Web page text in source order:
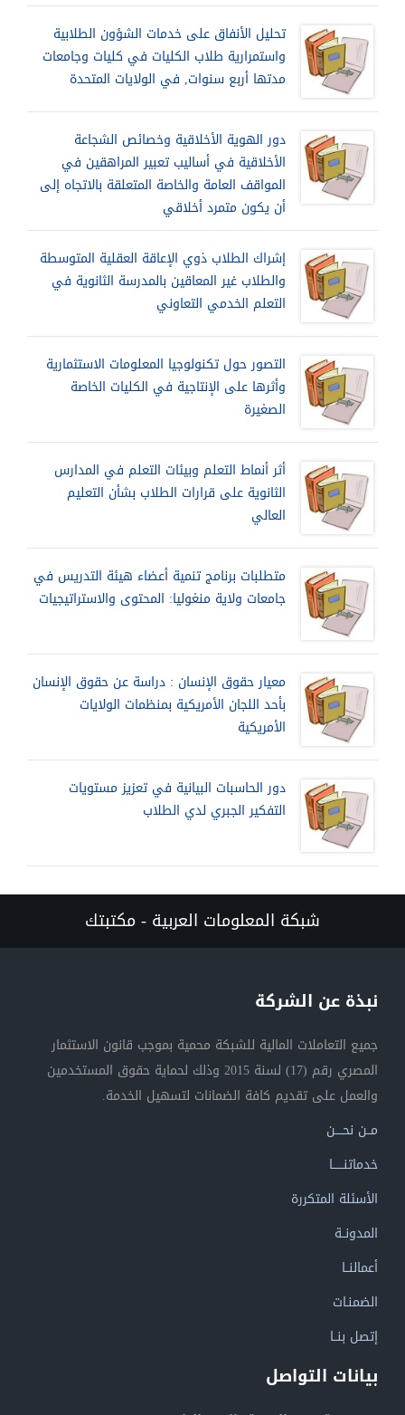
تحليل الأنفاق على خدمات الشؤون الطلابية
واستمرارية طلاب الكليات في كليات وجامعات
مدتها أربع سنوات, في الولايات المتحدة
دور الهوية الأخلاقية وخصائص الشجاعة
الأخلاقية في أساليب تعبير المراهقين في
المواقف العامة والخاصة المتعلقة بالاتجاه إلى
أن يكون متمرد أخلاقي
إشراك الطلاب ذوي الإعاقة العقلية المتوسطة
والطلاب غير المعاقين بالمدرسة الثانوية في
التعلم الخدمي التعاوني
التصور حول تكنولوجيا المعلومات الاستثمارية
وأثرها على الإنتاجية في الكليات الخاصة
الصغيرة
أثر أنماط التعلم وبيئات التعلم في المدارس
الثانوية على قرارات الطلاب بشأن التعليم
العالي
متطلبات برنامج تنمية أعضاء هيئة التدريس في
جامعات ولاية منغوليا: المحتوى والاستراتيجيات
معيار حقوق الإنسان : دراسة عن حقوق الإنسان
بأحد اللجان الأمريكية بمنظمات الولايات
الأمريكية
دور الحاسبات البيانية في تعزيز مستويات
التفكير الجبري لدي الطلاب
شبكة المعلومات العربية - مكتبتك
نبذة عن الشركة
جميع التعاملات المالية للشبكة محمية بموجب قانون الاستثمار
المصري رقم (17) لسنة 2015 وذلك لحماية حقوق المستخدمين
والعمل على تقديم كافة الضمانات لتسهيل الخدمة.
مــن نحــــن
خدماتنــــــا
الأسئلة المتكررة
المدونــة
أعمالنــا
الضمنـات
إتصل بنــا
بيانات التواصل